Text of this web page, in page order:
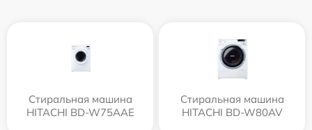
Стиральная машина
HITACHI BD-W75AAE
Стиральная машина
HITACHI BD-W80AV